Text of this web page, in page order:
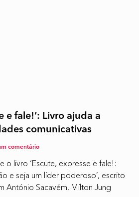
e fale!’: Livro ajuda a
comunicativas
comentário
o livro ‘Escute, expresse e fale!:
e seja um líder poderoso’, escrito
António Sacavém, Mílton Jung